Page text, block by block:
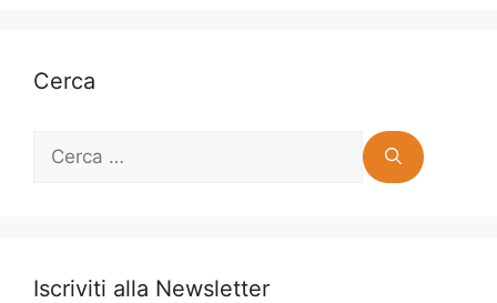
Cerca
Ricerca
Iscriviti alla Newsletter